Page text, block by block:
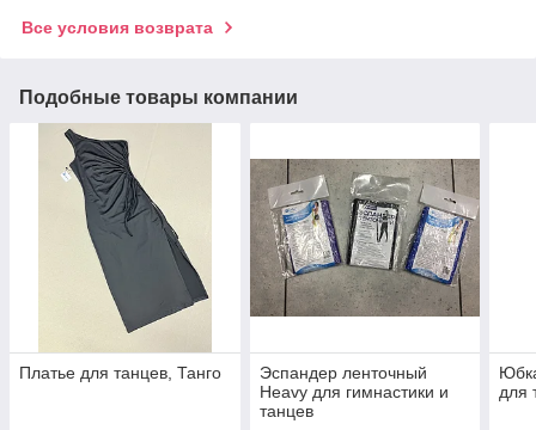
Все условия возврата
Подобные товары компании
Платье для танцев, Танго
Эспандер ленточный
Heavy для гимнастики и
танцев
для